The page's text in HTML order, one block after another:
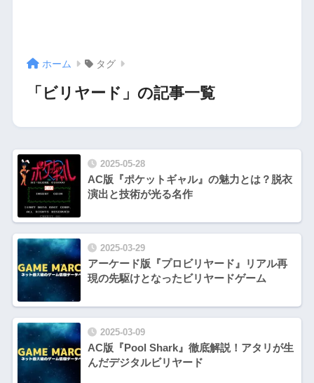
ホーム タグ
「ビリヤード」の記事一覧
2025-05-28
AC版『ポケットギャル』の魅力とは？脱衣
演出と技術が光る名作
2025-03-29
アーケード版『プロビリヤード』リアル再
現の先駆けとなったビリヤードゲーム
2025-03-09
AC版『Pool Shark』徹底解説！アタリが生
んだデジタルビリヤード